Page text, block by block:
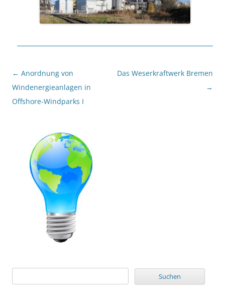
Beitragsnavigation
← Anordnung von
Windenergieanlagen in
Offshore-Windparks I
Das Weserkraftwerk Bremen
→
nach: